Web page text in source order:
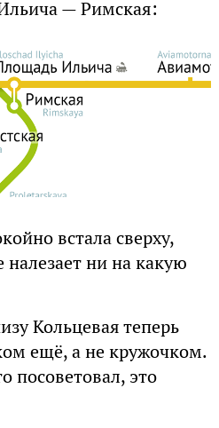
— Римская:
встала сверху,
ни на какую
Кольцевая теперь
ещё, а не кружочком.
посоветовал, это